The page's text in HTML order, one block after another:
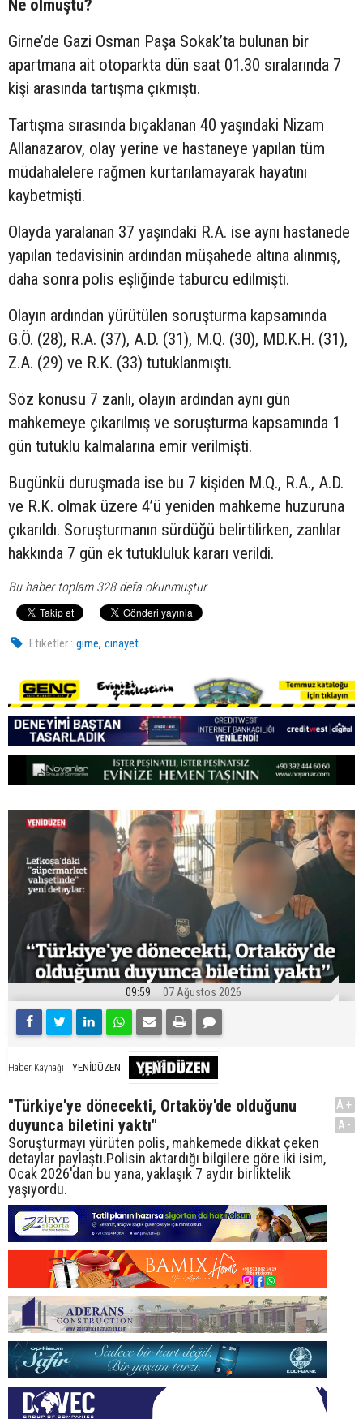
Ne olmuştu?
Girne’de Gazi Osman Paşa Sokak’ta bulunan bir
apartmana ait otoparkta dün saat 01.30 sıralarında 7
kişi arasında tartışma çıkmıştı.
Tartışma sırasında bıçaklanan 40 yaşındaki Nizam
Allanazarov, olay yerine ve hastaneye yapılan tüm
müdahalelere rağmen kurtarılamayarak hayatını
kaybetmişti.
Olayda yaralanan 37 yaşındaki R.A. ise aynı hastanede
yapılan tedavisinin ardından müşahede altına alınmış,
daha sonra polis eşliğinde taburcu edilmişti.
Olayın ardından yürütülen soruşturma kapsamında
G.Ö. (28), R.A. (37), A.D. (31), M.Q. (30), MD.K.H. (31),
Z.A. (29) ve R.K. (33) tutuklanmıştı.
Söz konusu 7 zanlı, olayın ardından aynı gün
mahkemeye çıkarılmış ve soruşturma kapsamında 1
gün tutuklu kalmalarına emir verilmişti.
Bugünkü duruşmada ise bu 7 kişiden M.Q., R.A., A.D.
ve R.K. olmak üzere 4’ü yeniden mahkeme huzuruna
çıkarıldı. Soruşturmanın sürdüğü belirtilirken, zanlılar
hakkında 7 gün ek tutukluluk kararı verildi.
Bu haber toplam 328 defa okunmuştur
Etiketler : girne,cinayet
09:59 07 Ağustos 2026
Haber Kaynağı YENİDÜZEN
"Türkiye'ye dönecekti, Ortaköy'de olduğunu
duyunca biletini yaktı"
Soruşturmayı yürüten polis, mahkemede dikkat çeken
detaylar paylaştı.Polisin aktardığı bilgilere göre iki isim,
Ocak 2026'dan bu yana, yaklaşık 7 aydır birliktelik
yaşıyordu.
A+
A-